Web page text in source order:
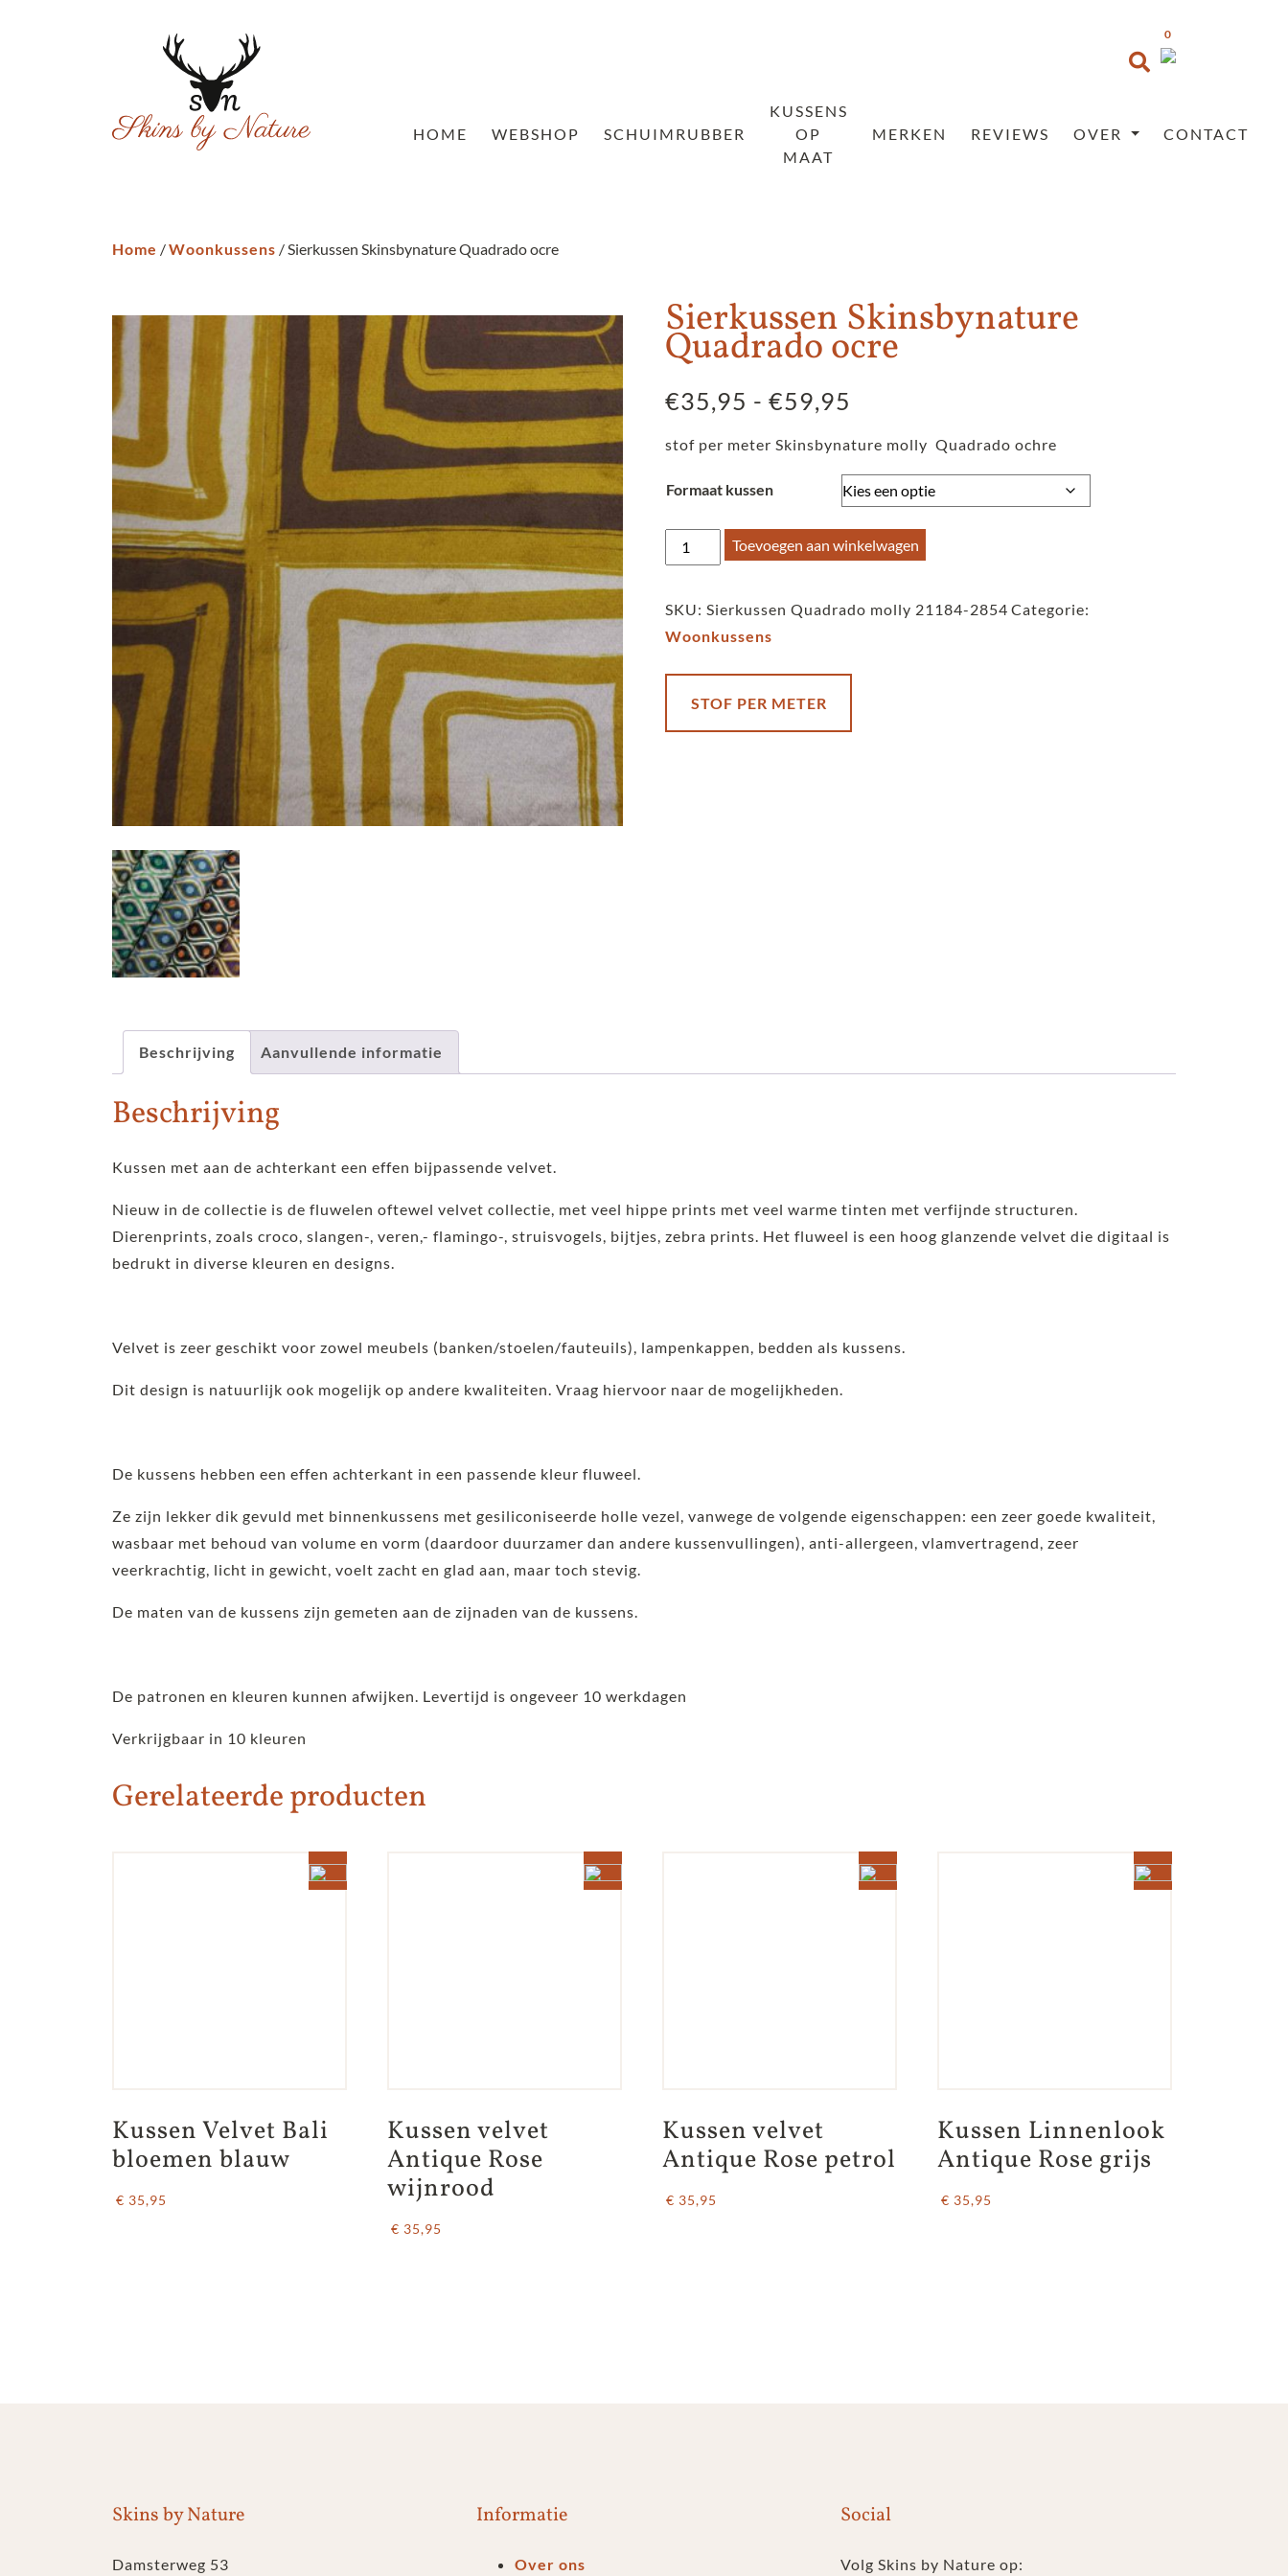
0
HOME WEBSHOP SCHUIMRUBBER
KUSSENS
OP
MAAT
MERKEN REVIEWS OVER CONTACT
Home /Woonkussens / Sierkussen Skinsbynature Quadrado ocre
Sierkussen Skinsbynature
Quadrado ocre
€35,95 - €59,95
tot
€59,95
stof per meter Skinsbynature molly Quadrado ochre
Formaat kussen
Sierkussen
Skinsbynature
ocre
aantal
Toevoegen aan winkelwagen
SKU:Sierkussen Quadrado molly 21184-2854 Categorie:
Woonkussens
STOF PER METER
Beschrijving Aanvullende informatie
Beschrijving
Kussen met aan de achterkant een effen bijpassende velvet.
Nieuw in de collectie is de fluwelen oftewel velvet collectie, met veel hippe prints met veel warme tinten met verfijnde structuren.
Dierenprints, zoals croco, slangen-, veren,- flamingo-, struisvogels, bijtjes, zebra prints. Het fluweel is een hoog glanzende velvet die digitaal is
bedrukt in diverse kleuren en designs.
Velvet is zeer geschikt voor zowel meubels (banken/stoelen/fauteuils), lampenkappen, bedden als kussens.
Dit design is natuurlijk ook mogelijk op andere kwaliteiten. Vraag hiervoor naar de mogelijkheden.
De kussens hebben een effen achterkant in een passende kleur fluweel.
Ze zijn lekker dik gevuld met binnenkussens met gesiliconiseerde holle vezel, vanwege de volgende eigenschappen: een zeer goede kwaliteit,
wasbaar met behoud van volume en vorm (daardoor duurzamer dan andere kussenvullingen), anti-allergeen, vlamvertragend, zeer
veerkrachtig, licht in gewicht, voelt zacht en glad aan, maar toch stevig.
De maten van de kussens zijn gemeten aan de zijnaden van de kussens.
De patronen en kleuren kunnen afwijken. Levertijd is ongeveer 10 werkdagen
Verkrijgbaar in 10 kleuren
Gerelateerde producten
Kussen Velvet Bali
bloemen blauw
€ 35,95
Kussen velvet
Antique Rose
wijnrood
€ 35,95
Kussen velvet
Antique Rose petrol
€ 35,95
Kussen Linnenlook
Antique Rose grijs
€ 35,95
Skins by Nature
Damsterweg 53
Informatie
Over ons
Social
Volg Skins by Nature op: